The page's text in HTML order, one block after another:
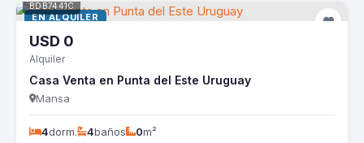
EN ALQUILER
BDB7441C
USD 0
Alquiler
Casa Venta en Punta del Este Uruguay
Mansa
4dorm. 4baños 0m²